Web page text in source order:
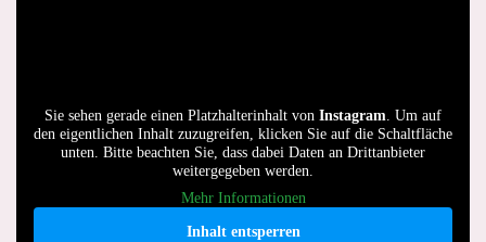
Sie sehen gerade einen Platzhalterinhalt von Instagram. Um auf
den eigentlichen Inhalt zuzugreifen, klicken Sie auf die Schaltfläche
unten. Bitte beachten Sie, dass dabei Daten an Drittanbieter
weitergegeben werden.
Mehr Informationen
Inhalt entsperren